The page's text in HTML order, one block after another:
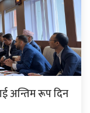
अन्तिम रूप दिन